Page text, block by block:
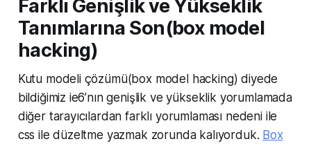
Farklı Genişlik ve Yükseklik
Tanımlarına Son(box model
hacking)
Kutu modeli çözümü(box model hacking) diyede
bildiğimiz ie6’nın genişlik ve yükseklik yorumlamada
diğer tarayıcılardan farklı yorumlaması nedeni ile
css ile düzeltme yazmak zorunda kalıyorduk. Box